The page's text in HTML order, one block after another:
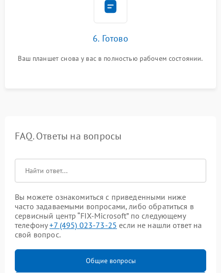
6. Готово
Ваш планшет снова у вас в полностью рабочем состоянии.
FAQ. Ответы на вопросы
Вы можете ознакомиться с приведенными ниже
часто задаваемыми вопросами, либо обратиться в
сервисный центр “FIX-Microsoft” по следующему
телефону+7 (495) 023-73-25 если не нашли ответ на
свой вопрос.
Общие вопросы